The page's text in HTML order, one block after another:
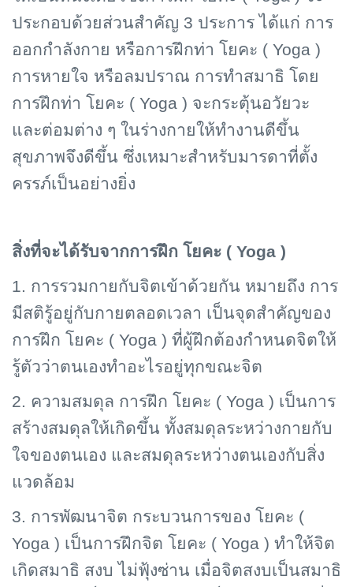
ประกอบด้วยส่วนสำคัญ 3 ประการ ได้แก่ การ
ออกกำลังกาย หรือการฝึกท่า โยคะ ( Yoga )
การหายใจ หรือลมปราณ การทำสมาธิ โดย
การฝึกท่า โยคะ ( Yoga ) จะกระตุ้นอวัยวะ
และต่อมต่าง ๆ ในร่างกายให้ทำงานดีขึ้น
สุขภาพจึงดีขึ้น ซึ่งเหมาะสำหรับมารดาที่ตั้ง
ครรภ์เป็นอย่างยิ่ง
สิ่งที่จะได้รับจากการฝึก โยคะ ( Yoga )
1. การรวมกายกับจิตเข้าด้วยกัน หมายถึง การ
มีสติรู้อยู่กับกายตลอดเวลา เป็นจุดสำคัญของ
การฝึก โยคะ ( Yoga ) ที่ผู้ฝึกต้องกำหนดจิตให้
รู้ตัวว่าตนเองทำอะไรอยู่ทุกขณะจิต
2. ความสมดุล การฝึก โยคะ ( Yoga ) เป็นการ
สร้างสมดุลให้เกิดขึ้น ทั้งสมดุลระหว่างกายกับ
ใจของตนเอง และสมดุลระหว่างตนเองกับสิ่ง
แวดล้อม
3. การพัฒนาจิต กระบวนการของ โยคะ (
Yoga ) เป็นการฝึกจิต โยคะ ( Yoga ) ทำให้จิต
เกิดสมาธิ สงบ ไม่ฟุ้งซ่าน เมื่อจิตสงบเป็นสมาธิ